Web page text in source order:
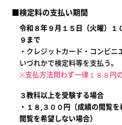
■検定料の支払い期間
令和８年９月１５日（火曜）１
９まで
・クレジットカード・コンビ
いづれかで検定料等を支払う。
※支払方法問わず一律１８８円
３教科以上を受験する場合
・１８,３００円（成績の閲覧
閲覧を希望しない場合）